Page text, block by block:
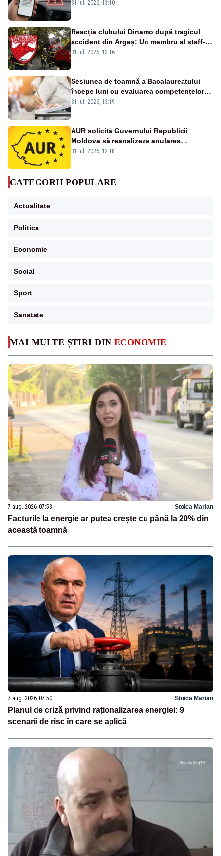
MAI MULTE ȘTIRI DIN ECONOMIE
7 aug. 2026, 07:53 Stoica Marian
Facturile la energie ar putea crește cu până la 20% din
această toamnă
7 aug. 2026, 07:50 Stoica Marian
Planul de criză privind raționalizarea energiei: 9
scenarii de risc în care se aplică
noi metode de fraudă online
31 iul. 2026, 13:10
Reacția clubului Dinamo după tragicul
accident din Argeș: Un membru al staff-
ului medical a murit, antrenorul Adrian
31 iul. 2026, 13:16
Sesiunea de toamnă a Bacalaureatului
începe luni cu evaluarea competențelor
orale la Limba română
31 iul. 2026, 13:19
AUR solicită Guvernului Republicii
Moldova să reanalizeze anularea
concertului de Ziua Limbii Române
31 iul. 2026, 12:18
CATEGORII POPULARE
Actualitate
Politica
Economie
Social
Sport
Sanatate